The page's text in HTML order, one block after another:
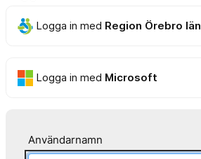
Logga in med Region Örebro län
Logga in med Microsoft
Användarnamn